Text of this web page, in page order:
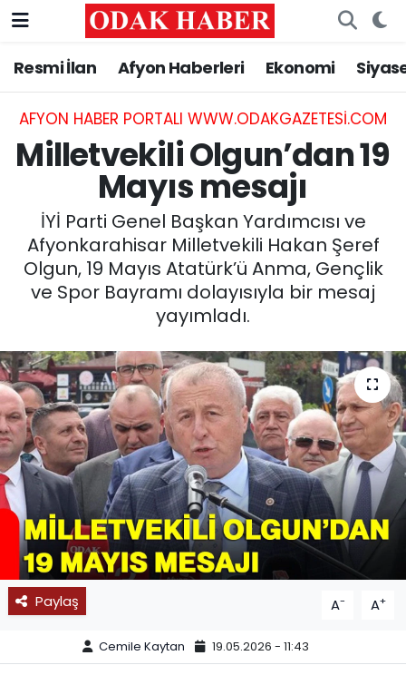
Resmi İlan Afyon Haberleri Ekonomi
AFYON HABER PORTALI WWW.ODAKGAZETESI.COM
Milletvekili Olgun’dan 19
Mayıs mesajı
İYİ Parti Genel Başkan Yardımcısı ve
Afyonkarahisar Milletvekili Hakan Şeref
Olgun, 19 Mayıs Atatürk’ü Anma, Gençlik
ve Spor Bayramı dolayısıyla bir mesaj
yayımladı.
Paylaş A- A+
Cemile Kaytan 19.05.2026 - 11:43
AFYONKARAHİSAR HABERLERİ
Resmi İlan
ASAYİŞ
GÜNCEL
SİYASET
EĞİTİM
MAGAZİN
SAĞLIK
SPOR
11:11 MANŞET
Nöbetçi Eczaneler
Hava Durumu
Trafik Durumu
Süper Lig Puan Durumu ve Fikstür
Tüm Manşetler
Son Dakika Haberleri
Haber Arşivi